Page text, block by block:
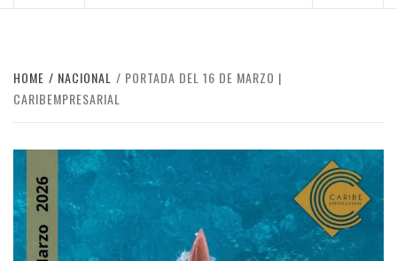
HOME NACIONAL
PORTADA DEL 16 DE MARZO |
CARIBEMPRESARIAL